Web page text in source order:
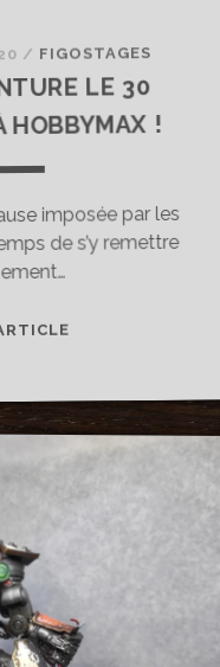
/ FIGOSTAGES
LE 30
HOBBYMAX !
imposée par les
de s’y remettre
ATELIER
SEPTEMBRE
HOBBYMAX